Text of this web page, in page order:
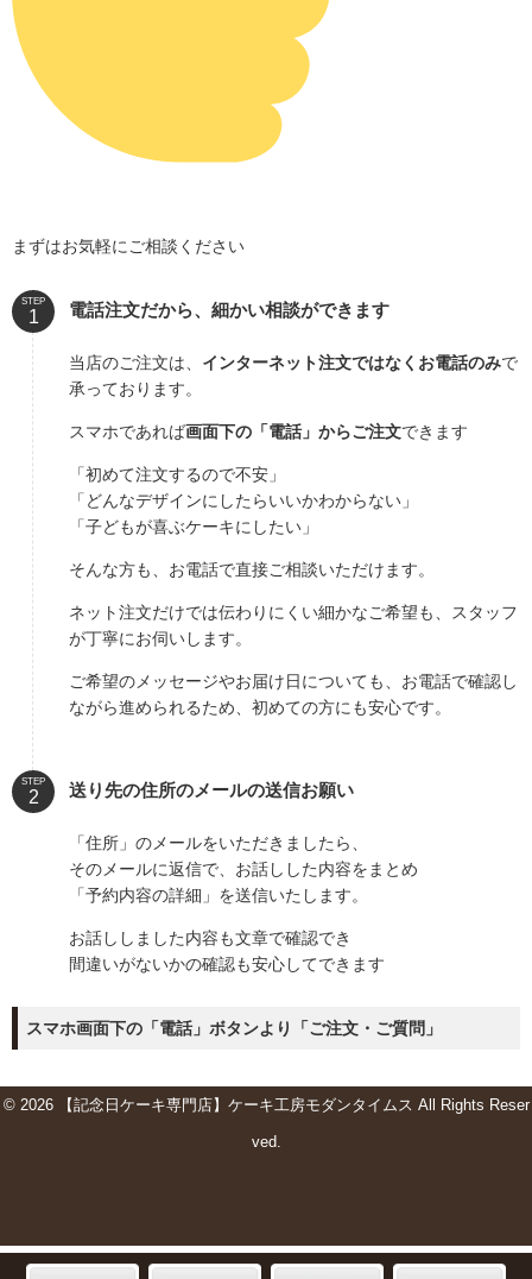
まずはお気軽にご相談ください
STEP 電話注文だから、細かい相談ができます
当店のご注文は、 インターネット注文ではなくお電話のみで
承っております。
スマホであれば画面下の「電話」からご注文できます
「初めて注文するので不安」
「どんなデザインにしたらいいかわからない」
「子どもが喜ぶケーキにしたい」
そんな方も、お電話で直接ご相談いただけます。
ネット注文だけでは伝わりにくい細かなご希望も、スタッフ
が丁寧にお伺いします。
ご希望のメッセージやお届け日についても、お電話で確認し
ながら進められるため、初めての方にも安心です。
STEP 送り先の住所のメールの送信お願い
「住所」のメールをいただきましたら、
そのメールに返信で、お話しした内容をまとめ
「予約内容の詳細」を送信いたします。
お話ししました内容も文章で確認でき
間違いがないかの確認も安心してできます
スマホ画面下の「電話」ボタンより「ご注文・ご質問」
© 2026 【記念日ケーキ専門店】ケーキ工房モダンタイムス All Rights Reser
ved.